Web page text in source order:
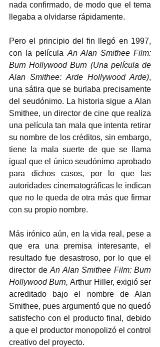
nada confirmado, de modo que el tema
llegaba a olvidarse rápidamente.
Pero el principio del fin llegó en 1997,
con la película An Alan Smithee Film:
Burn Hollywood Burn (Una película de
Alan Smithee: Arde Hollywood Arde),
una sátira que se burlaba precisamente
del seudónimo. La historia sigue a Alan
Smithee, un director de cine que realiza
una película tan mala que intenta retirar
su nombre de los créditos, sin embargo,
tiene la mala suerte de que se llama
igual que el único seudónimo aprobado
para dichos casos, por lo que las
autoridades cinematográficas le indican
que no le queda de otra más que firmar
con su propio nombre.
Más irónico aún, en la vida real, pese a
que era una premisa interesante, el
resultado fue desastroso, por lo que el
director de An Alan Smithee Film: Burn
Hollywood Burn, Arthur Hiller, exigió ser
acreditado bajo el nombre de Alan
Smithee, pues argumentó que no quedó
satisfecho con el producto final, debido
a que el productor monopolizó el control
creativo del proyecto.